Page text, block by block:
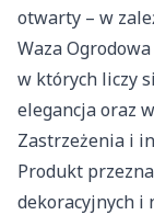
otwarty – w
Waza
w których liczy
elegancja oraz
Zastrzeżenia i
Produkt
dekoracyjnych i